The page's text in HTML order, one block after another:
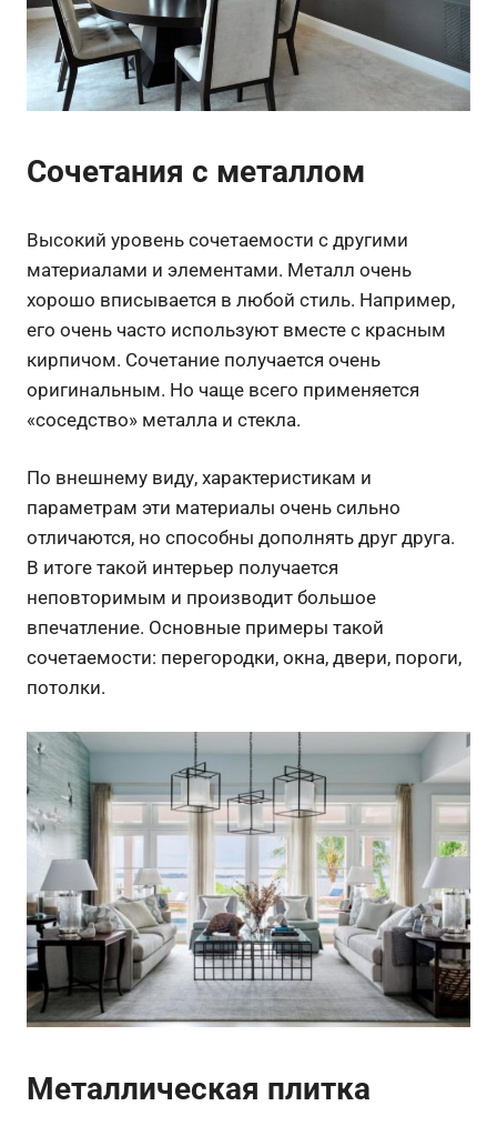
Сочетания с металлом
Высокий уровень сочетаемости с другими
материалами и элементами. Металл очень
хорошо вписывается в любой стиль. Например,
его очень часто используют вместе с красным
кирпичом. Сочетание получается очень
оригинальным. Но чаще всего применяется
«соседство» металла и стекла.
По внешнему виду, характеристикам и
параметрам эти материалы очень сильно
отличаются, но способны дополнять друг друга.
В итоге такой интерьер получается
неповторимым и производит большое
впечатление. Основные примеры такой
сочетаемости: перегородки, окна, двери, пороги,
потолки.
Металлическая плитка